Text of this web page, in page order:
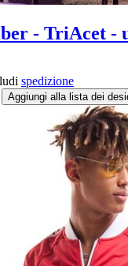
- TriAcet -
spedizione